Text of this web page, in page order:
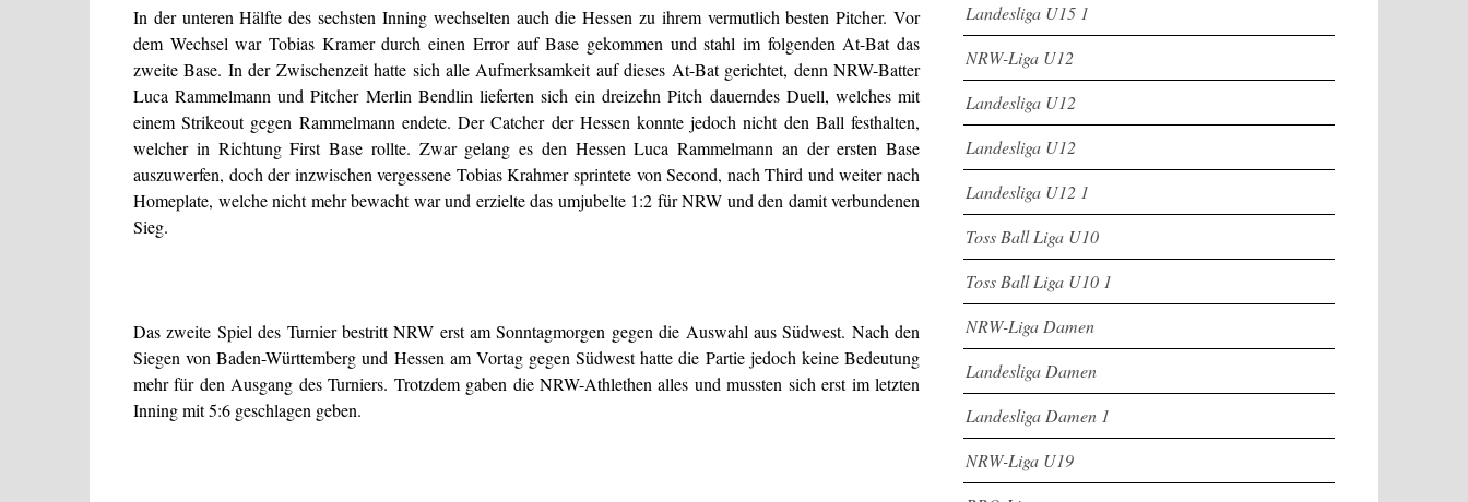
In der unteren Hälfte des sechsten Inning wechselten auch die Hessen zu ihrem vermutlich besten Pitcher. Vor
dem Wechsel war Tobias Kramer durch einen Error auf Base gekommen und stahl im folgenden At-Bat das
zweite Base. In der Zwischenzeit hatte sich alle Aufmerksamkeit auf dieses At-Bat gerichtet, denn NRW-Batter
Luca Rammelmann und Pitcher Merlin Bendlin lieferten sich ein dreizehn Pitch dauerndes Duell, welches mit
einem Strikeout gegen Rammelmann endete. Der Catcher der Hessen konnte jedoch nicht den Ball festhalten,
welcher in Richtung First Base rollte. Zwar gelang es den Hessen Luca Rammelmann an der ersten Base
auszuwerfen, doch der inzwischen vergessene Tobias Krahmer sprintete von Second, nach Third und weiter nach
Homeplate, welche nicht mehr bewacht war und erzielte das umjubelte 1:2 für NRW und den damit verbundenen
Sieg.
Das zweite Spiel des Turnier bestritt NRW erst am Sonntagmorgen gegen die Auswahl aus Südwest. Nach den
Siegen von Baden-Württemberg und Hessen am Vortag gegen Südwest hatte die Partie jedoch keine Bedeutung
mehr für den Ausgang des Turniers. Trotzdem gaben die NRW-Athlethen alles und mussten sich erst im letzten
Inning mit 5:6 geschlagen geben.
Landesliga U15 1
NRW-Liga U12
Landesliga U12
Landesliga U12
Landesliga U12 1
Toss Ball Liga U10
Toss Ball Liga U10 1
NRW-Liga Damen
Landesliga Damen
Landesliga Damen 1
NRW-Liga U19